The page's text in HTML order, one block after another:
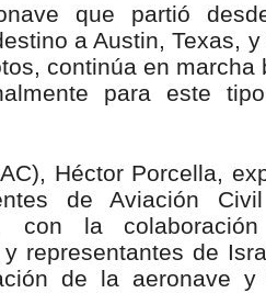
que partió
a Austin, Texas, y
continúa en marcha
para este
Héctor Porcella,
de Aviación
con la
representantes de
de la aeronave y